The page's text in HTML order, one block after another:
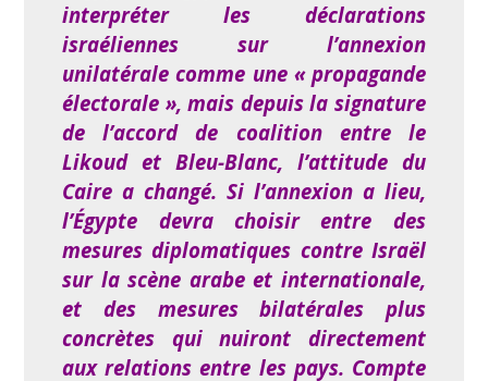
interpréter les déclarations
israéliennes sur l’annexion
unilatérale comme une « propagande
électorale », mais depuis la signature
de l’accord de coalition entre le
Likoud et Bleu-Blanc, l’attitude du
Caire a changé. Si l’annexion a lieu,
l’Égypte devra choisir entre des
mesures diplomatiques contre Israël
sur la scène arabe et internationale,
et des mesures bilatérales plus
concrètes qui nuiront directement
aux relations entre les pays. Compte